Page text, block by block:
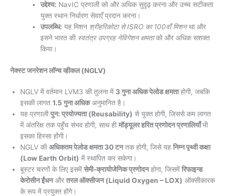
उद्देश्य: NavIC प्रणाली को और अधिक सुदृढ़ करना और उच्च सटीकता
युक्त स्थान निर्धारण सेवाएँ प्रदान करना।
उपलब्धि: यह मिशन श्रीहरिकोटा से ISRO का 100वाँ मिशनथा और
इसने भारत की स्वतंत्र उपग्रह नेविगेशन क्षमताको और अधिक सशक्त
किया।
नेक्स्ट जनरेशन लॉन्च व्हीकल (NGLV)
NGLV में वर्तमान LVM3 की तुलना में 3 गुना अधिक पेलोड क्षमताहोगी, जबकि
इसकी लागत 1.5 गुना अधिकअनुमानित है।
यह प्रणाली पुन: प्रयोज्यता (Reusability) से युक्त होगी, जिससे कम लागत
में अंतरिक्ष तक पहुँच संभव होगी, साथ ही मॉड्यूलर हरित प्रणोदन प्रणालियाँभी
इसका हिस्सा होंगी।
NGLV की अधिकतम पेलोड क्षमता 30 टनतक होगी, जिसे यह निम्न पृथ्वी कक्षा
(Low Earth Orbit) में स्थापित कर सकेगा।
बूस्टर चरणों के लिए इसमेंसेमी-क्रायोजेनिक प्रणोदनहोगा, जिसमेंरिफाइन्ड
केरोसीन ईंधनऔर तरल ऑक्सीजन (Liquid Oxygen – LOX) ऑक्सीकारक
के रूप में प्रयुक्त होंगे।